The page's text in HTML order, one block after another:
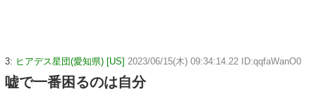
3: ヒアデス星団(愛知県) [US] 2023/06/15(木) 09:34:14.22 ID:qqfaWanO0
嘘で一番困るのは自分